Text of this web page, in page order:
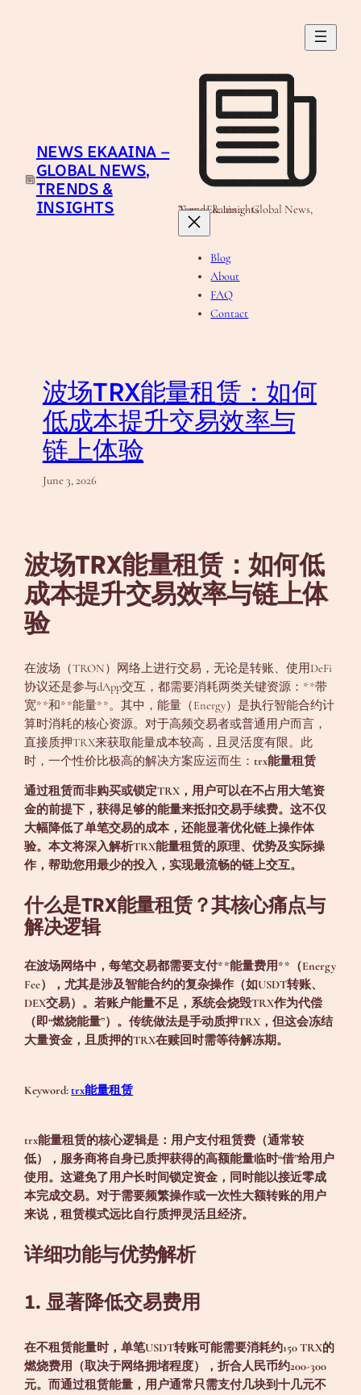
NEWS EKAAINA –
GLOBAL NEWS,
TRENDS &
INSIGHTS
News Ekaaina - Global News, Trends & Insights
Blog
About
FAQ
Contact
波场TRX能量租赁：如何
低成本提升交易效率与
链上体验
June 3, 2026
波场TRX能量租赁：如何低
成本提升交易效率与链上体
验
在波场（TRON）网络上进行交易，无论是转账、使用DeFi
协议还是参与dApp交互，都需要消耗两类关键资源：**带
宽**和**能量**。其中，能量（Energy）是执行智能合约计
算时消耗的核心资源。对于高频交易者或普通用户而言，
直接质押TRX来获取能量成本较高，且灵活度有限。此
时，一个性价比极高的解决方案应运而生：trx能量租赁
通过租赁而非购买或锁定TRX，用户可以在不占用大笔资
金的前提下，获得足够的能量来抵扣交易手续费。这不仅
大幅降低了单笔交易的成本，还能显著优化链上操作体
验。本文将深入解析TRX能量租赁的原理、优势及实际操
作，帮助您用最少的投入，实现最流畅的链上交互。
什么是TRX能量租赁？其核心痛点与
解决逻辑
在波场网络中，每笔交易都需要支付**能量费用**（Energy
Fee），尤其是涉及智能合约的复杂操作（如USDT转账、
DEX交易）。若账户能量不足，系统会烧毁TRX作为代偿
（即“燃烧能量”）。传统做法是手动质押TRX，但这会冻结
大量资金，且质押的TRX在赎回时需等待解冻期。
Keyword:trx能量租赁
trx能量租赁的核心逻辑是：用户支付租赁费（通常较
低），服务商将自身已质押获得的高额能量临时“借”给用户
使用。这避免了用户长时间锁定资金，同时能以接近零成
本完成交易。对于需要频繁操作或一次性大额转账的用户
来说，租赁模式远比自行质押灵活且经济。
详细功能与优势解析
1. 显著降低交易费用
在不租赁能量时，单笔USDT转账可能需要消耗约150 TRX的
燃烧费用（取决于网络拥堵程度），折合人民币约200-300
元。而通过租赁能量，用户通常只需支付几块到十几元不